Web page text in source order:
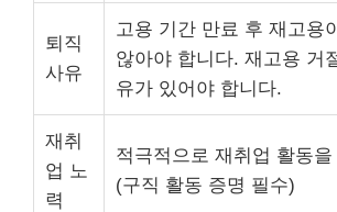
퇴직
사유
고용 기간 만료 후 재고용
않아야 합니다. 재고용 거
유가 있어야 합니다.
재취
업 노
력
적극적으로 재취업 활동
(구직 활동 증명 필수)